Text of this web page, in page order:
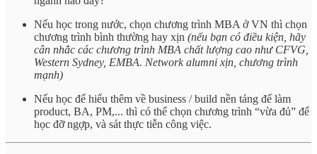
Nếu học trong nước, chọn chương trình MBA ở VN thì chọn
chương trình bình thường hay xịn (nếu bạn có điều kiện, hãy
cân nhắc các chương trình MBA chất lượng cao như CFVG,
Western Sydney, EMBA. Network alumni xịn, chương trình
mạnh)
Nếu học để hiểu thêm về business / build nền tảng để làm
product, BA, PM,... thì có thể chọn chương trình “vừa đủ” để
học đỡ ngợp, và sát thực tiễn công việc.